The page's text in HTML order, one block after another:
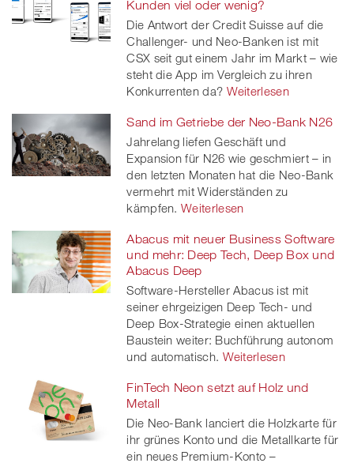
Kunden viel oder wenig?
Die Antwort der Credit Suisse auf die
Challenger- und Neo-Banken ist mit
CSX seit gut einem Jahr im Markt – wie
steht die App im Vergleich zu ihren
Konkurrenten da? Weiterlesen
Sand im Getriebe der Neo-Bank N26
Jahrelang liefen Geschäft und
Expansion für N26 wie geschmiert – in
den letzten Monaten hat die Neo-Bank
vermehrt mit Widerständen zu
kämpfen. Weiterlesen
Abacus mit neuer Business Software
und mehr: Deep Tech, Deep Box und
Abacus Deep
Software-Hersteller Abacus ist mit
seiner ehrgeizigen Deep Tech- und
Deep Box-Strategie einen aktuellen
Baustein weiter: Buchführung autonom
und automatisch. Weiterlesen
FinTech Neon setzt auf Holz und
Metall
Die Neo-Bank lanciert die Holzkarte für
ihr grünes Konto und die Metallkarte für
ein neues Premium-Konto –